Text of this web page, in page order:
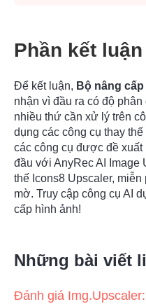
Phần kết luận
Để kết luận, Bộ nâng
nhận vì đầu ra có độ
nhiều thứ cần xử lý trên
dụng các công cụ thay
các công cụ được đề
đầu với AnyRec AI Image
thế Icons8 Upscaler,
mờ. Truy cập công cụ AI
cấp hình ảnh!
Những bài viết
Đánh giá